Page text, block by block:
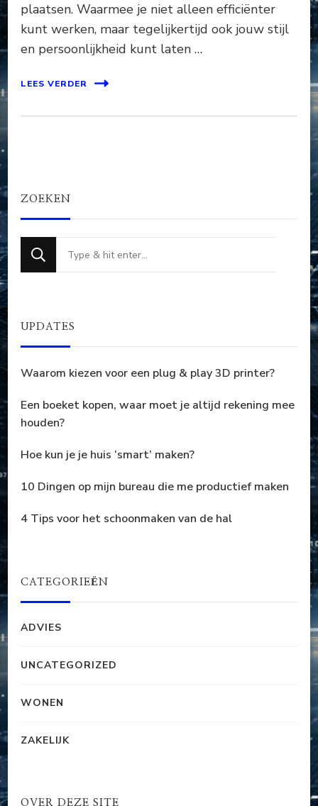
plaatsen. Waarmee je niet alleen efficiënter
kunt werken, maar tegelijkertijd ook jouw stijl
en persoonlijkheid kunt laten …
LEES VERDER
ZOEKEN
Op
zoek
UPDATES
Waarom kiezen voor een plug & play 3D printer?
Een boeket kopen, waar moet je altijd rekening mee
houden?
Hoe kun je je huis ‘smart’ maken?
10 Dingen op mijn bureau die me productief maken
4 Tips voor het schoonmaken van de hal
CATEGORIEËN
ADVIES
UNCATEGORIZED
WONEN
ZAKELIJK
OVER DEZE SITE